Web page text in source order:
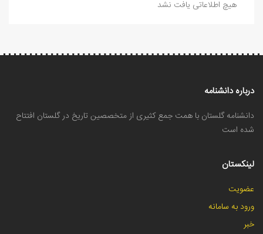
هیچ اطلاعاتی یافت نشد
درباره دانشنامه
دانشنامه گلستان با همت جمع کثیری از متخصصین تاریخ در گلستان افتتاح
شده است
لینکستان
عضویت
ورود به سامانه
خبر